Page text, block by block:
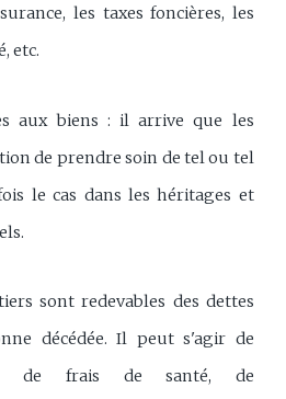
les taxes foncières, les
etc.
aux biens : il arrive que les
de prendre soin de tel ou tel
le cas dans les héritages et
sont redevables des dettes
décédée. Il peut s'agir de
de frais de santé, de